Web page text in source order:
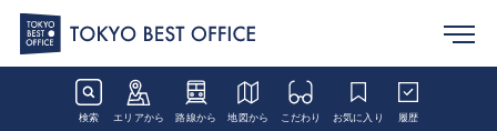
検索 エリアから 路線から 地図から こだわり お気に入り 履歴